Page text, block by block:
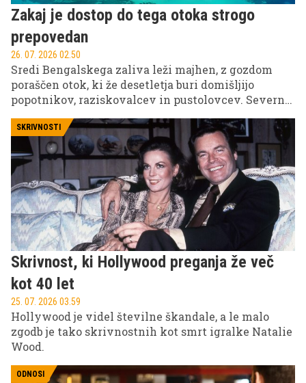
Zakaj je dostop do tega otoka strogo
prepovedan
26. 07. 2026 02.50
Sredi Bengalskega zaliva leži majhen, z gozdom
poraščen otok, ki že desetletja buri domišljijo
popotnikov, raziskovalcev in pustolovcev. Severni
letoviščih, temveč po nečem veliko bolj
nenavadnem: gre za enega redkih krajev na Zemlji,
kjer prebivalci še danes zavračajo vsak stik z
zunanjim svetom.
SKRIVNOSTI
Skrivnost, ki Hollywood preganja že več
kot 40 let
25. 07. 2026 03.59
Hollywood je videl številne škandale, a le malo
zgodb je tako skrivnostnih kot smrt igralke Natalie
Wood.
ODNOSI